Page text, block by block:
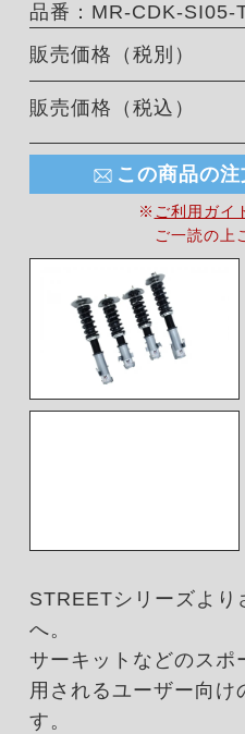
品番：MR-CDK-SI05-
販売価格（税別）
販売価格（税込）
この商品の
※ ご利用ガイ
ご一読の上
STREETシリーズより
へ。
サーキットなどのスポ
用されるユーザー向
す。